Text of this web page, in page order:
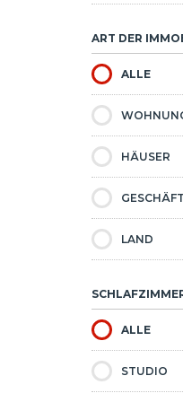
ART DER
ALLE
HÄUSER
GESCHÄFT
LAND
ALLE
STUDIO
Wohnung Im